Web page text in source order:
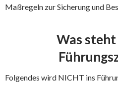
Maßregeln zur Sicherung und
Was
Folgendes wird NICHT ins